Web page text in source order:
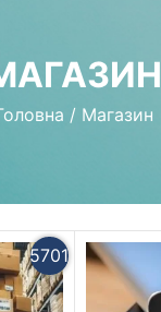
/ Магазин
5701